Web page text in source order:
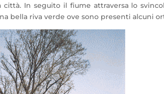
In seguito il fiume attraversa lo
bella riva verde ove sono presenti alcuni